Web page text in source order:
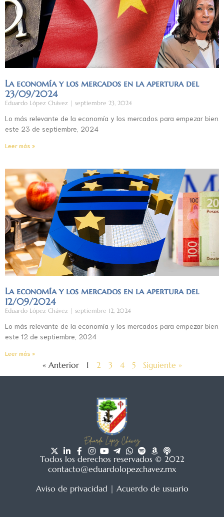
La economía y los mercados en la apertura del
23/09/2024
Eduardo López Chávez septiembre 23, 2024
Lo más relevante de la economía y los mercados para empezar bien
este 23 de septiembre, 2024
Leer más »
La economía y los mercados en la apertura del
12/09/2024
Eduardo López Chávez septiembre 12, 2024
Lo más relevante de la economía y los mercados para empezar bien
este 12 de septiembre, 2024
Leer más »
« Anterior 1 2 3 4 5 Siguiente »
Todos los derechos reservados © 2022
contacto@eduardolopezchavez.mx
Aviso de privacidad | Acuerdo de usuario